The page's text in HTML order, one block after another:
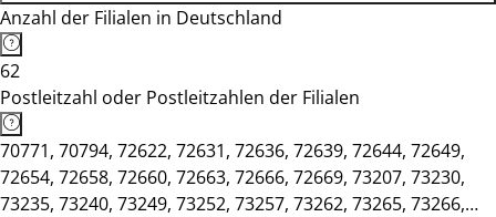
Anzahl der Filialen in Deutschland
62
Postleitzahl oder Postleitzahlen der Filialen
70771, 70794, 72622, 72631, 72636, 72639, 72644, 72649,
72654, 72658, 72660, 72663, 72666, 72669, 73207, 73230,
73235, 73240, 73249, 73252, 73257, 73262, 73265, 73266,